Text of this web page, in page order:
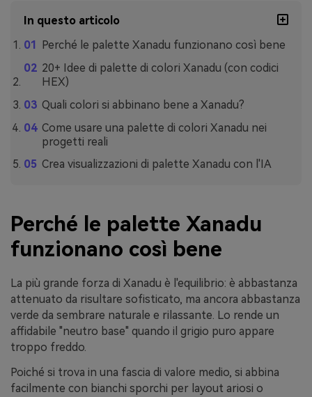
In questo articolo
Perché le palette Xanadu funzionano così bene
20+ Idee di palette di colori Xanadu (con codici
HEX)
Quali colori si abbinano bene a Xanadu?
Come usare una palette di colori Xanadu nei
progetti reali
Crea visualizzazioni di palette Xanadu con l'IA
Perché le palette Xanadu
funzionano così bene
La più grande forza di Xanadu è l'equilibrio: è abbastanza
attenuato da risultare sofisticato, ma ancora abbastanza
verde da sembrare naturale e rilassante. Lo rende un
affidabile "neutro base" quando il grigio puro appare
troppo freddo.
Poiché si trova in una fascia di valore medio, si abbina
facilmente con bianchi sporchi per layout ariosi o